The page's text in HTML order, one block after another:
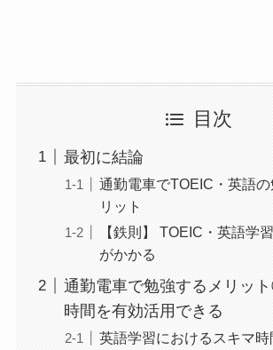
目次
最初に結論
通勤電車でTOEIC・英語の
リット
【鉄則】 TOEIC・英語学
がかかる
通勤電車で勉強するメリッ
時間を有効活用できる
英語学習におけるスキマ